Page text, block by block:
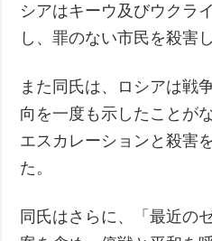
シアはキーウ及びウクラ
し、罪のない市民を殺害
また同氏は、ロシアは戦
向を一度も示したことが
エスカレーションと殺害
た。
同氏はさらに、「最近の